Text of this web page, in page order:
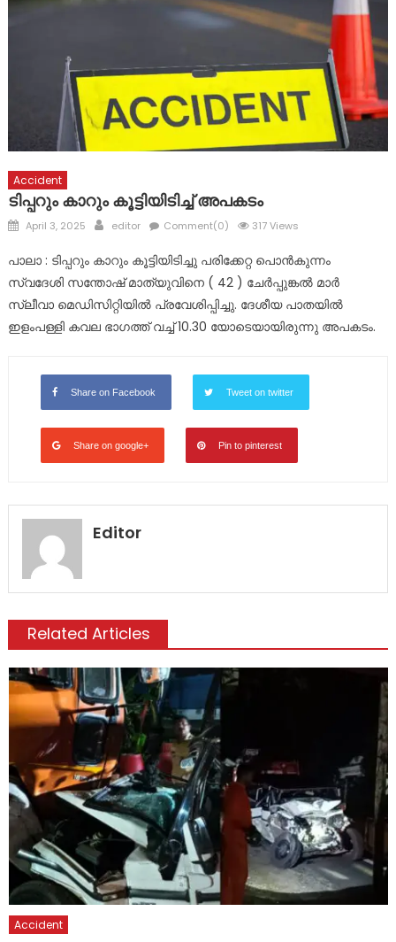
മാലാഖയായി എത്തിയത് മാർ സ്ലീവാ മെഡിസിറ്റിയിലെ നഴ്സ് !
പ്രളയബാധിത പൂഞ്ഞാർ തെക്കേക്കരയെ അവഗണിച്ച
പ്രതിഷേധാർഹം ബി ജെ പി
ഈരാറ്റുപേട്ട-വാഗമൺ റോഡിലെ രാത്രികാല യാത്രയ്ക്കും
വിനോദസഞ്ചാരകേന്ദ്രങ്ങലേയ്ക്കുള്ള പ്രവേശനത്തിനും
വിലക്ക്
Accident
ടിപ്പറും കാറും കൂട്ടിയിടിച്ച് അപകടം
Posted
April 3, 2025 Author
editor Comment(0) 317 Views
പാലാ : ടിപ്പറും കാറും കൂട്ടിയിടിച്ചു പരിക്കേറ്റ പൊൻകുന്നം
സ്വദേശി സന്തോഷ് മാത്യുവിനെ ( 42 ) ചേർപ്പുങ്കൽ മാർ
സ്ലീവാ മെഡിസിറ്റിയിൽ പ്രവേശിപ്പിച്ചു. ദേശീയ പാതയിൽ
ഇളംപള്ളി കവല ഭാഗത്ത് വച്ച് 10.30 യോടെയായിരുന്നു അപകടം.
Share on Facebook Tweet on twitter
Share on google+ Pin to pinterest
Editor
Related Articles
Accident